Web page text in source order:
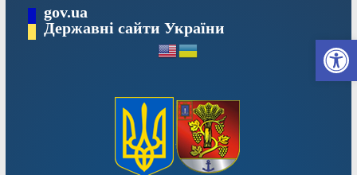
вмісту
gov.ua
Державні сайти України